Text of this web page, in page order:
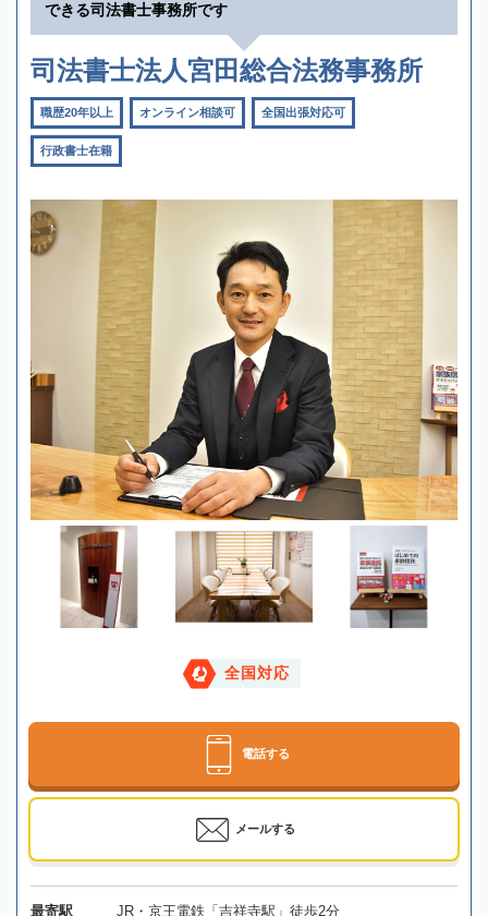
できる司法書士事務所です
司法書士法人宮田総合法務事務所
職歴20年以上 オンライン相談可 全国出張対応可
行政書士在籍
全国対応
電話する
メールする
最寄駅 JR・京王電鉄「吉祥寺駅」徒歩2分